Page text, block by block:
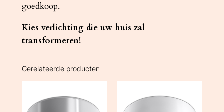
goedkoop.
Kies verlichting die uw huis zal
transformeren!
Gerelateerde producten